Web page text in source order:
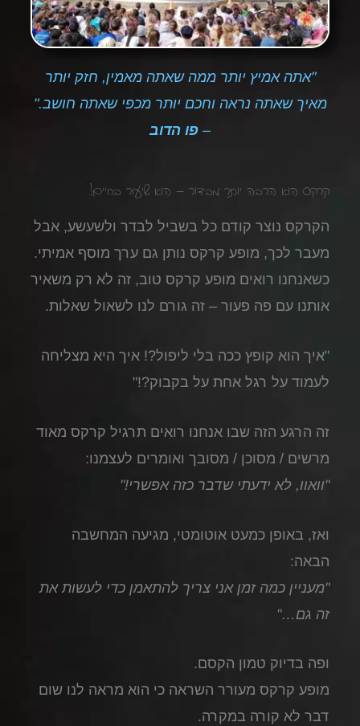
"אתה אמיץ יותר ממה שאתה מאמין, חזק יותר
מאיך שאתה נראה וחכם יותר מכפי שאתה חושב."
– פו הדוב
קרקס הוא הרבה יותר מבידור – הוא שיעור בחיים!
הקרקס נוצר קודם כל בשביל לבדר ולשעשע, אבל
מעבר לכך, מופע קרקס נותן גם ערך מוסף אמיתי.
כשאנחנו רואים מופע קרקס טוב, זה לא רק משאיר
אותנו עם פה פעור – זה גורם לנו לשאול שאלות.
"איך הוא קופץ ככה בלי ליפול?! איך היא מצליחה
לעמוד על רגל אחת על בקבוק?!"
זה הרגע הזה שבו אנחנו רואים תרגיל קרקס מאוד
מרשים / מסוכן / מסובך ואומרים לעצמנו:
"וואוו, לא ידעתי שדבר כזה אפשרי!"
ואז, באופן כמעט אוטומטי, מגיעה המחשבה
הבאה:
"מעניין כמה זמן אני צריך להתאמן כדי לעשות את
זה גם…"
ופה בדיוק טמון הקסם.
מופע קרקס מעורר השראה כי הוא מראה לנו שום
דבר לא קורה במקרה.